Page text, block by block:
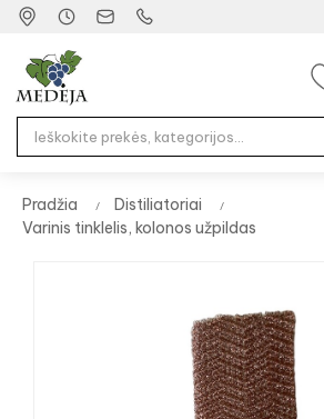
Pradžia
Distiliatoriai
Varinis tinklelis, kolonos užpildas